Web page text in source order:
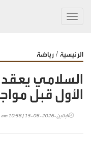
الرئيسية / رياضة
السلامي
الأول قبل
الإثنين-2026-06-15 | 10:58 am